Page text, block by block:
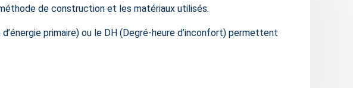
de construction et les matériaux utilisés.
primaire) ou le DH (Degré-heure d’inconfort) permettent